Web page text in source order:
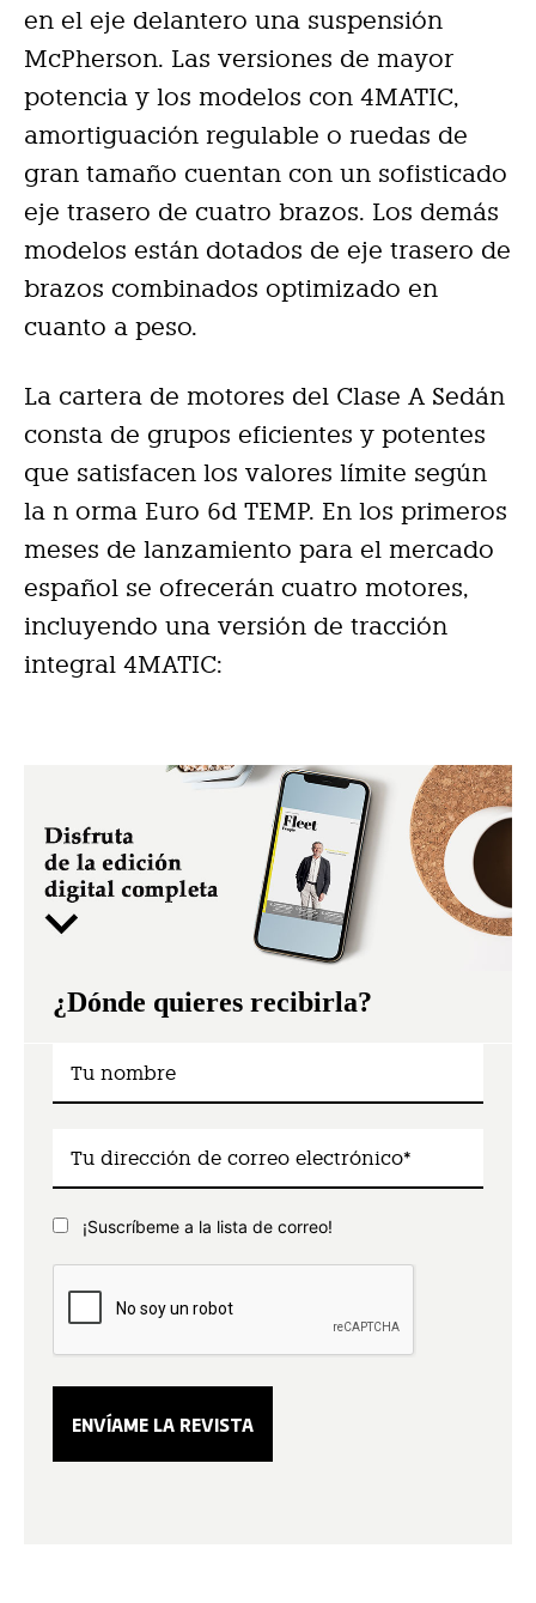
en el eje delantero una suspensión
McPherson. Las versiones de mayor
potencia y los modelos con 4MATIC,
amortiguación regulable o ruedas de
gran tamaño cuentan con un sofisticado
eje trasero de cuatro brazos. Los demás
modelos están dotados de eje trasero de
brazos combinados optimizado en
cuanto a peso.
La cartera de motores del Clase A Sedán
consta de grupos eficientes y potentes
que satisfacen los valores límite según
la n orma Euro 6d TEMP. En los primeros
meses de lanzamiento para el mercado
español se ofrecerán cuatro motores,
incluyendo una versión de tracción
integral 4MATIC:
¿Dónde quieres recibirla?
¡Suscríbeme a la lista de correo!